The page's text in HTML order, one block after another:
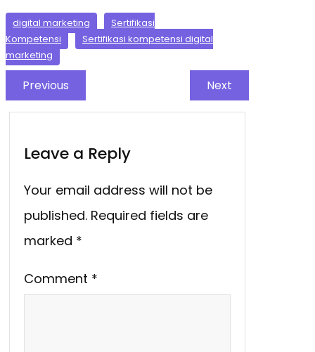
digital marketing
Sertifikasi
Kompetensi
Sertifikasi kompetensi digital
marketing
Previous Next
Leave a Reply
Your email address will not be
published. Required fields are
marked *
Comment *